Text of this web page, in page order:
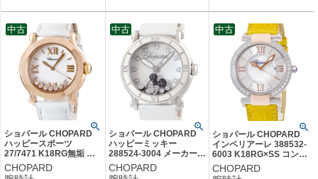
ショパール CHOPARD
ハッピースポーツ
27/7471 K18RG無垢 純
正ダイヤ スイング ホワ
イト 白 レディース 腕時
CHOPARD
中古
ショパール CHOPARD
ハッピーミッキー
288524-3004 メーカー
OH済 純正ダイヤ ホワイ
ト シェル メンズ レディ
CHOPARD
中古
ショパール CHOPARD
インペリアーレ 388532-
6003 K18RG×SS コンビ
純正ダイヤ ホワイト シェ
ル メンズ レディース 腕
CHOPARD
中古